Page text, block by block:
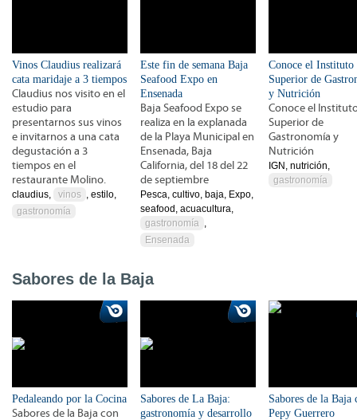
Vinos Claudius realizará
cata maridaje a 3 tiempos
Claudius nos visito en el
estudio para
presentarnos sus vinos
e invitarnos a una cata
degustación a 3
tiempos en el
restaurante Molino.
claudius, vinos , estilo,
gastronomía
Este fin de semana Baja
Seafood Expo en
Ensenada
Baja Seafood Expo se
realiza en la explanada
de la Playa Municipal en
Ensenada, Baja
California, del 18 del 22
de septiembre
Pesca, cultivo, baja, Expo,
seafood, acuacultura,
gastronomía ,
Ensenada
Conoce el Instituto
Superior de
y Nutrición
Conoce el
Superior de
Gastronomía y
Nutrición
IGN, nutrición,
gastronomía
Sabores de la Baja
Pedaleando por la Cocina
Sabores de la Baja con
Sabores de La Baja:
gastronomía y desarrollo
Sabores de la Baja
Pepy Guerrero